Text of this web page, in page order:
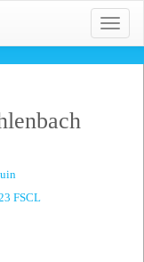
Toggle
FSCL